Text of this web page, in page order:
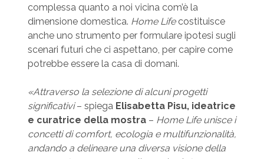
complessa quanto a noi vicina com’è la
dimensione domestica. Home Lifecostituisce
anche uno strumento per formulare ipotesi sugli
scenari futuri che ci aspettano, per capire come
potrebbe essere la casa di domani.
«Attraverso la selezione di alcuni progetti
significativi– spiega Elisabetta Pisu, ideatrice
e curatrice della mostra– Home Life unisce i
concetti di comfort, ecologia e multifunzionalità,
andando a delineare una diversa visione della